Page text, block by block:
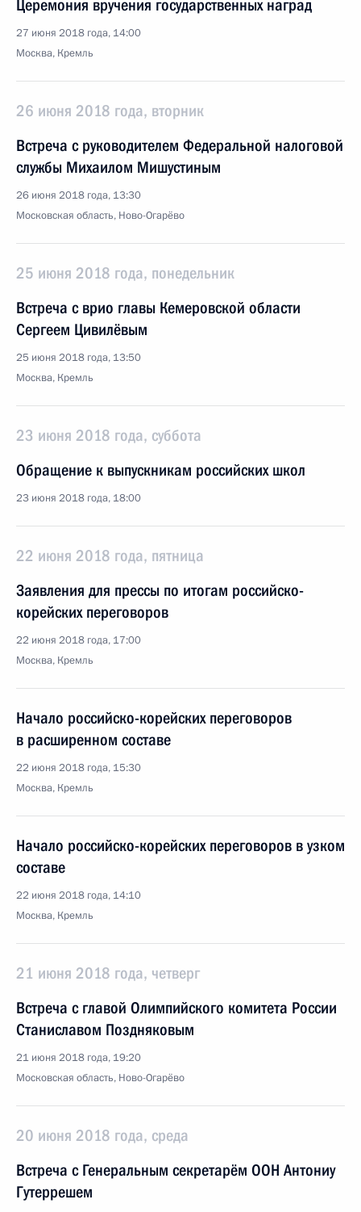
Церемония вручения государственных наград
27 июня 2018 года, 14:00
Москва, Кремль
26 июня 2018 года, вторник
Встреча с руководителем Федеральной налоговой
службы Михаилом Мишустиным
26 июня 2018 года, 13:30
Московская область, Ново-Огарёво
25 июня 2018 года, понедельник
Встреча с врио главы Кемеровской области
Сергеем Цивилёвым
25 июня 2018 года, 13:50
Москва, Кремль
23 июня 2018 года, суббота
Обращение к выпускникам российских школ
23 июня 2018 года, 18:00
22 июня 2018 года, пятница
Заявления для прессы по итогам российско-
корейских переговоров
22 июня 2018 года, 17:00
Москва, Кремль
Начало российско-корейских переговоров
в расширенном составе
22 июня 2018 года, 15:30
Москва, Кремль
Начало российско-корейских переговоров в узком
составе
22 июня 2018 года, 14:10
Москва, Кремль
21 июня 2018 года, четверг
Встреча с главой Олимпийского комитета России
Станиславом Поздняковым
21 июня 2018 года, 19:20
Московская область, Ново-Огарёво
20 июня 2018 года, среда
Встреча с Генеральным секретарём ООН Антониу
Гутеррешем